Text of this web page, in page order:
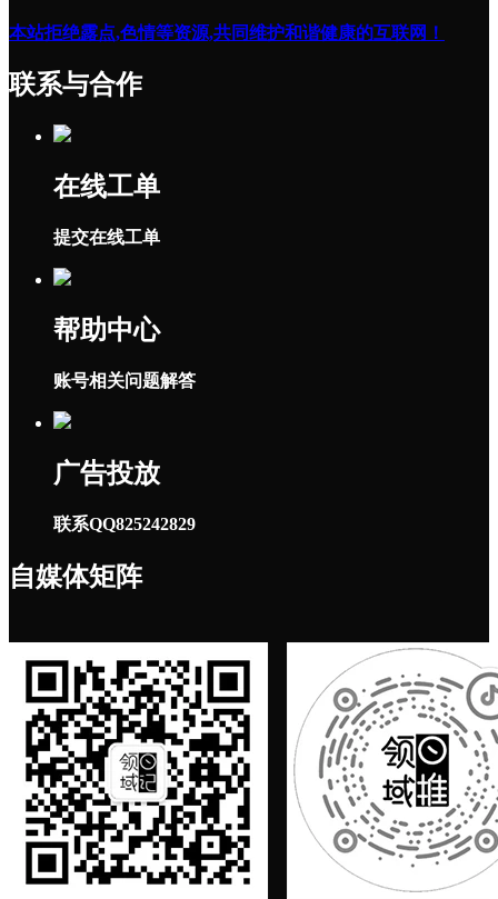
本站拒绝露点,色情等资源,共同维护和谐健康的互联网！
联系与合作
在线工单
提交在线工单
帮助中心
账号相关问题解答
广告投放
联系QQ825242829
自媒体矩阵